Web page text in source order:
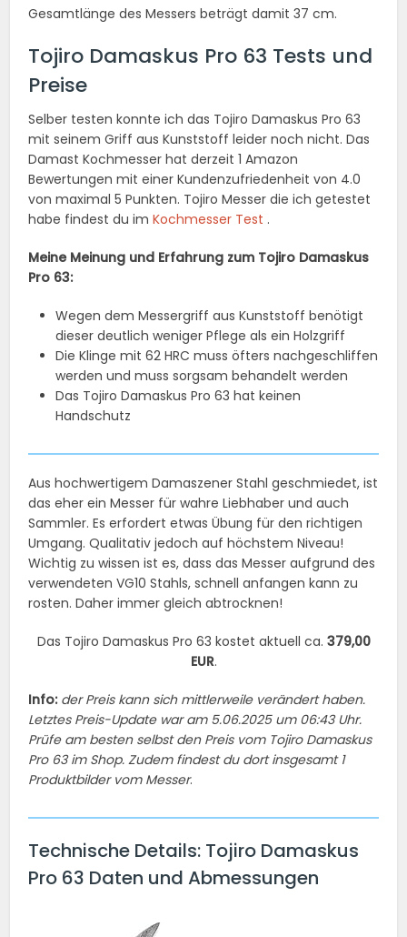
Gesamtlänge des Messers beträgt damit 37 cm.
Tojiro Damaskus Pro 63 Tests und
Preise
Selber testen konnte ich das Tojiro Damaskus Pro 63
mit seinem Griff aus Kunststoff leider noch nicht. Das
Damast Kochmesser hat derzeit 1 Amazon
Bewertungen mit einer Kundenzufriedenheit von 4.0
von maximal 5 Punkten. Tojiro Messer die ich getestet
habe findest du imKochmesser Test .
Meine Meinung und Erfahrung zum Tojiro Damaskus
Pro 63:
Wegen dem Messergriff aus Kunststoff benötigt
dieser deutlich weniger Pflege als ein Holzgriff
Die Klinge mit 62 HRC muss öfters nachgeschliffen
werden und muss sorgsam behandelt werden
Das Tojiro Damaskus Pro 63 hat keinen
Handschutz
Aus hochwertigem Damaszener Stahl geschmiedet, ist
das eher ein Messer für wahre Liebhaber und auch
Sammler. Es erfordert etwas Übung für den richtigen
Umgang. Qualitativ jedoch auf höchstem Niveau!
Wichtig zu wissen ist es, dass das Messer aufgrund des
verwendeten VG10 Stahls, schnell anfangen kann zu
rosten. Daher immer gleich abtrocknen!
Das Tojiro Damaskus Pro 63 kostet aktuell ca. 379,00
EUR.
Info: der Preis kann sich mittlerweile verändert haben.
Letztes Preis-Update war am 5.06.2025 um 06:43 Uhr.
Prüfe am besten selbst den Preis vom Tojiro Damaskus
Pro 63 im Shop. Zudem findest du dort insgesamt 1
Produktbilder vom Messer.
Technische Details: Tojiro Damaskus
Pro 63 Daten und Abmessungen